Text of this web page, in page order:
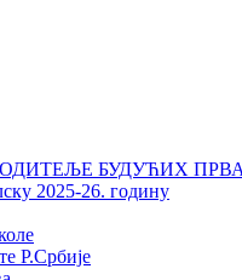
БУДУЋИХ
2025-26. годину
Р.Србије